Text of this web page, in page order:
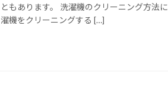
ともあります。 洗濯機のクリーニング方法
濯機をクリーニングする […]